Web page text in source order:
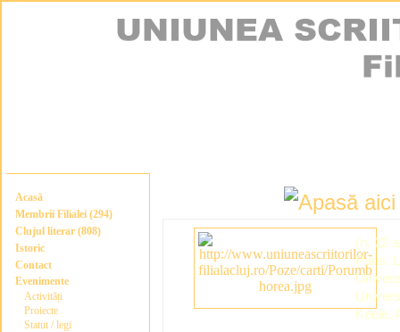
Acasă
Membrii Filialei (294)
Clujul literar (808)
Istoric
Contact
Evenimente
Activități
Proiecte
Statut / legi
(n. 22
Paris.
Keele,